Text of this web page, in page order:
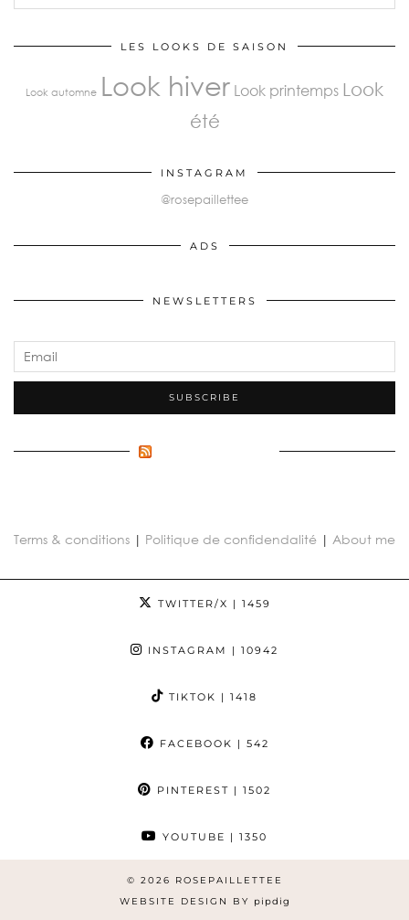
LES LOOKS DE SAISON
Look automne Look hiver Look printemps Look
été
INSTAGRAM
@rosepaillettee
ADS
NEWSLETTERS
Terms & conditions | Politique de confidendalité | About me
TWITTER/X | 1459
INSTAGRAM | 10942
TIKTOK | 1418
FACEBOOK | 542
PINTEREST | 1502
YOUTUBE | 1350
© 2026
ROSEPAILLETTEE
WEBSITE DESIGN BY
pipdig